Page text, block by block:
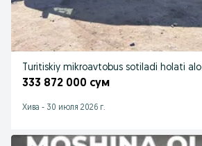
Turitiskiy mikroavtobus sotiladi holati alo
333 872 000 сум
Хива - 30 июля 2026 г.